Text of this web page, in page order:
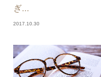
ぎ...
2017.10.30